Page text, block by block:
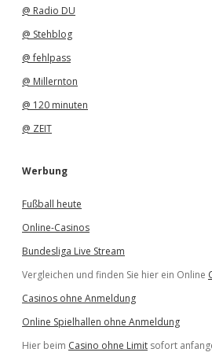
@ Radio DU
@ Stehblog
@ fehlpass
@ Millernton
@ 120 minuten
@ ZEIT
Werbung
Fußball heute
Online-Casinos
Bundesliga Live Stream
Vergleichen und finden Sie hier ein Online
Casinos ohne Anmeldung
Online Spielhallen ohne Anmeldung
Hier beim Casino ohne Limit sofort